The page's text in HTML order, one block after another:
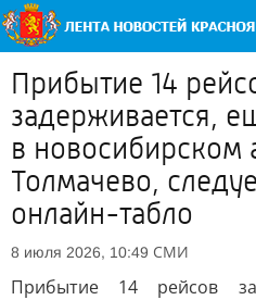
Прибытие 14
задерживается,
в новосибирском
Толмачево,
онлайн-табло
8 июля 2026, 10:49 СМИ
Прибытие 14 рейсов